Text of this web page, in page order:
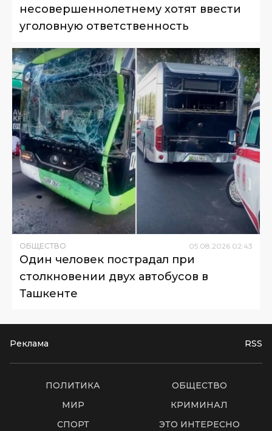
несовершеннолетнему хотят ввести
уголовную ответственность
ОБЩЕСТВО 05.08.2026 02:43
Один человек пострадал при
столкновении двух автобусов в
Ташкенте
Реклама RSS
ПОЛИТИКА
ОБЩЕСТВО
МИР
КРИМИНАЛ
СПОРТ
ЭТО ИНТЕРЕСНО